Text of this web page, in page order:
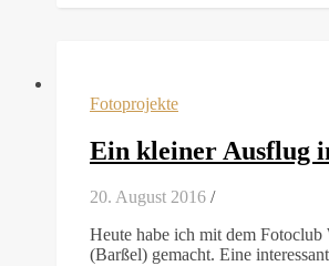
Fotoprojekte
Ein kleiner Ausflug
20. August 2016 /
Heute habe ich mit dem
(Barßel) gemacht. Eine